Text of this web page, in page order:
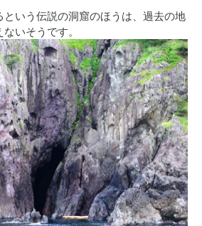
いう伝説の洞窟のほうは、過去の地
いそうです。